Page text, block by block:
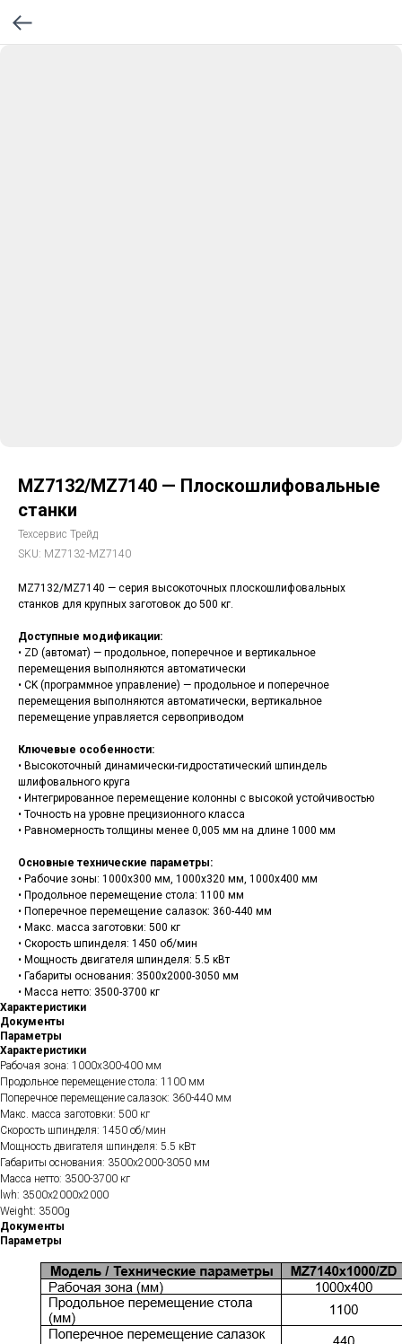
MZ7132/MZ7140 — Плоскошлифовальные
станки
Техсервис Трейд
SKU: MZ7132-MZ7140
MZ7132/MZ7140 — серия высокоточных плоскошлифовальных
станков для крупных заготовок до 500 кг.
Доступные модификации:
• ZD (автомат) — продольное, поперечное и вертикальное
перемещения выполняются автоматически
• CK (программное управление) — продольное и поперечное
перемещения выполняются автоматически, вертикальное
перемещение управляется сервоприводом
Ключевые особенности:
• Высокоточный динамически-гидростатический шпиндель
шлифовального круга
• Интегрированное перемещение колонны с высокой устойчивостью
• Точность на уровне прецизионного класса
• Равномерность толщины менее 0,005 мм на длине 1000 мм
Основные технические параметры:
• Рабочие зоны: 1000х300 мм, 1000х320 мм, 1000х400 мм
• Продольное перемещение стола: 1100 мм
• Поперечное перемещение салазок: 360-440 мм
• Макс. масса заготовки: 500 кг
• Скорость шпинделя: 1450 об/мин
• Мощность двигателя шпинделя: 5.5 кВт
• Габариты основания: 3500х2000-3050 мм
• Масса нетто: 3500-3700 кг
Характеристики
Документы
Параметры
Характеристики
Рабочая зона: 1000х300-400 мм
Продольное перемещение стола: 1100 мм
Поперечное перемещение салазок: 360-440 мм
Макс. масса заготовки: 500 кг
Скорость шпинделя: 1450 об/мин
Мощность двигателя шпинделя: 5.5 кВт
Габариты основания: 3500х2000-3050 мм
Масса нетто: 3500-3700 кг
lwh: 3500x2000x2000
Weight: 3500g
Документы
Параметры